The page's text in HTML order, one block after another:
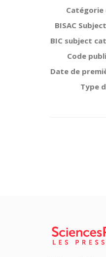
BISAC
Code
Type